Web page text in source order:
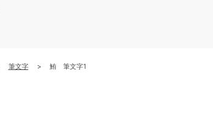
筆文字 > 鮪 筆文字1